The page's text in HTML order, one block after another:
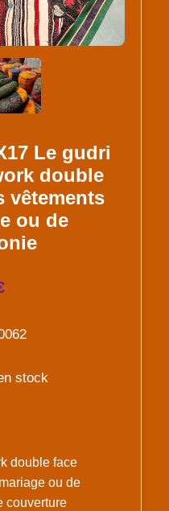
Le gudri
double
vêtements
ou de
stock
double face
ou de
couverture